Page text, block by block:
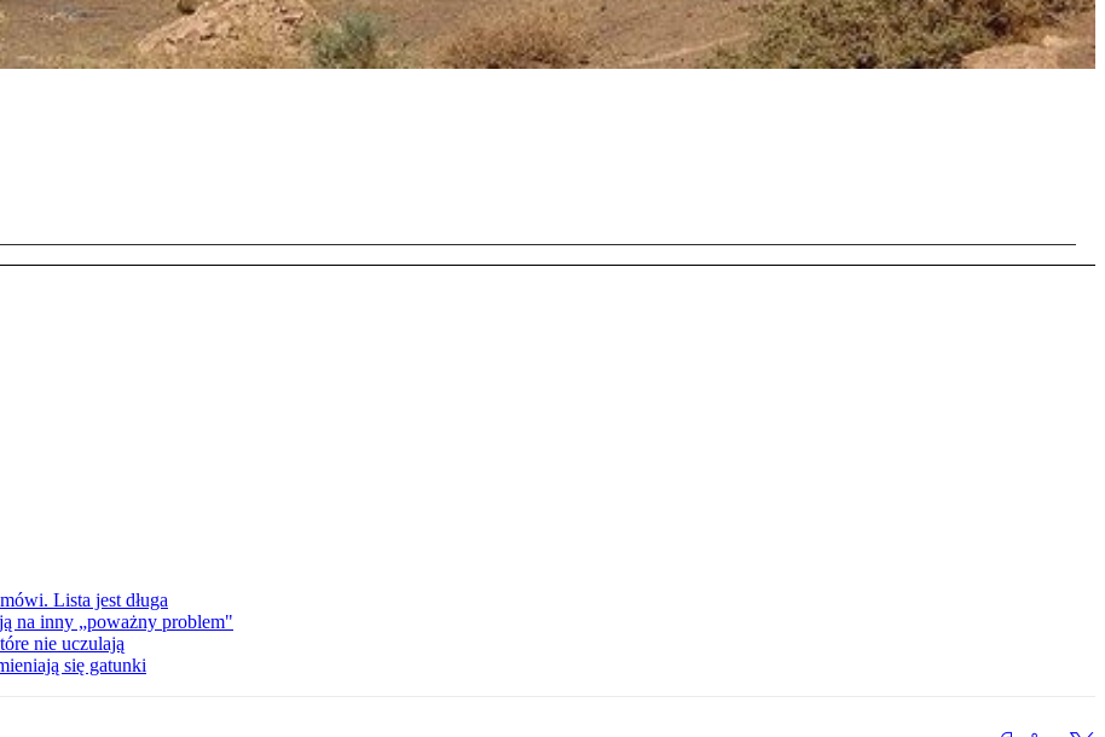
Lista jest długa
na inny „poważny problem"
nie uczulają
się gatunki